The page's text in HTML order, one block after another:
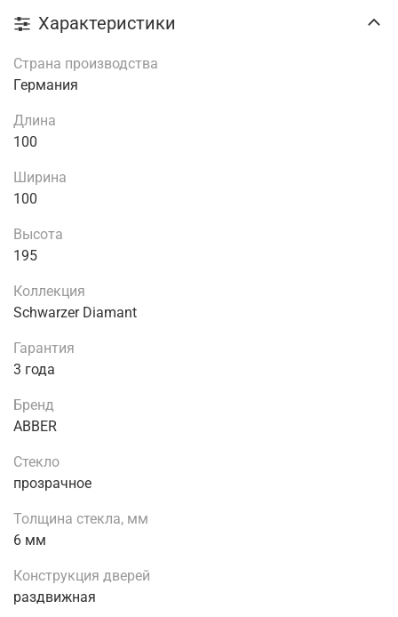
Характеристики
Страна производства
Германия
Длина
100
Ширина
100
Высота
195
Коллекция
Schwarzer Diamant
Гарантия
3 года
Бренд
ABBER
Стекло
прозрачное
Толщина стекла, мм
6 мм
Конструкция дверей
раздвижная